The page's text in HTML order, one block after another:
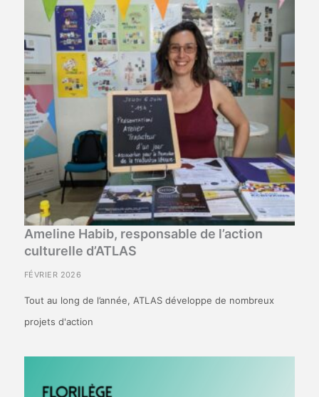
Ameline Habib, responsable de l’action
culturelle d’ATLAS
FÉVRIER 2026
Tout au long de l’année, ATLAS développe de nombreux
projets d'action